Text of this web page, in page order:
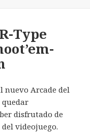
Type
nuevo Arcade del
quedar
disfrutado de
videojuego.